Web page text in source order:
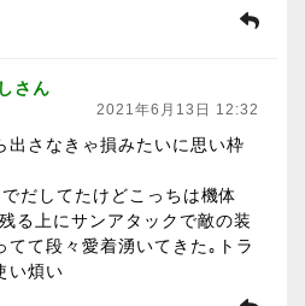
さん
2021年6月13日 12:32
出さなきゃ損みたいに思い枠
だしてたけどこっちは機体
る上にサンアタックで敵の装
てて段々愛着湧いてきた｡トラ
い煩い